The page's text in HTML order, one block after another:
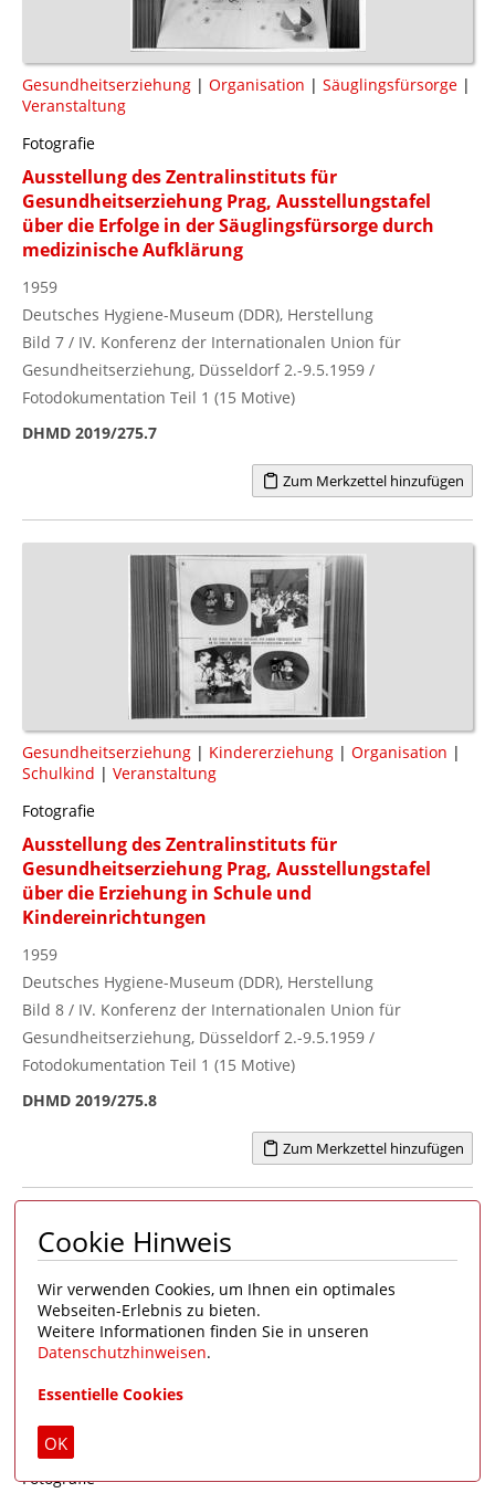
Gesundheitserziehung | Organisation | Säuglingsfürsorge |
Veranstaltung
Fotografie
Ausstellung des Zentralinstituts für
Gesundheitserziehung Prag, Ausstellungstafel
über die Erfolge in der Säuglingsfürsorge durch
medizinische Aufklärung
1959
Deutsches Hygiene-Museum (DDR), Herstellung
Bild 7 / IV. Konferenz der Internationalen Union für
Gesundheitserziehung, Düsseldorf 2.-9.5.1959 /
Fotodokumentation Teil 1 (15 Motive)
DHMD 2019/275.7
Zum Merkzettel hinzufügen
Gesundheitserziehung | Kindererziehung | Organisation |
Schulkind | Veranstaltung
Fotografie
Ausstellung des Zentralinstituts für
Gesundheitserziehung Prag, Ausstellungstafel
über die Erziehung in Schule und
Kindereinrichtungen
1959
Deutsches Hygiene-Museum (DDR), Herstellung
Bild 8 / IV. Konferenz der Internationalen Union für
Gesundheitserziehung, Düsseldorf 2.-9.5.1959 /
Fotodokumentation Teil 1 (15 Motive)
DHMD 2019/275.8
Zum Merkzettel hinzufügen
Schulkind
Fotografie
Cookie Hinweis
Wir verwenden Cookies, um Ihnen ein optimales
Webseiten-Erlebnis zu bieten.
Weitere Informationen finden Sie in unseren
Datenschutzhinweisen.
Essentielle Cookies
OK